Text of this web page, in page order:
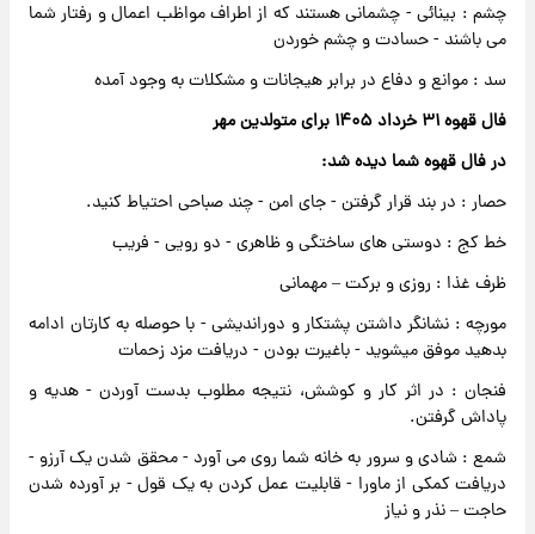
چشم : بینائی - چشمانی هستند که از اطراف مواظب اعمال و رفتار شما
می باشند - حسادت و چشم خوردن
سد : موانع و دفاع در برابر هیجانات و مشکلات به وجود آمده
فال قهوه ۳۱ خرداد ۱۴۰۵ برای متولدین مهر
در فال قهوه شما دیده شد:
حصار : در بند قرار گرفتن - جای امن - چند صباحی احتیاط کنید.
خط کج : دوستی های ساختگی و ظاهری - دو رویی - فریب
ظرف غذا : روزی و برکت – مهمانی
مورچه : نشانگر داشتن پشتکار و دوراندیشی - با حوصله به کارتان ادامه
بدهید موفق میشوید - باغیرت بودن - دریافت مزد زحمات
فنجان : در اثر کار و کوشش، نتیجه مطلوب بدست آوردن - هدیه و
پاداش گرفتن.
شمع : شادی و سرور به خانه شما روی می آورد - محقق شدن یک آرزو -
دریافت کمکی از ماورا - قابلیت عمل کردن به یک قول - بر آورده شدن
حاجت – نذر و نیاز